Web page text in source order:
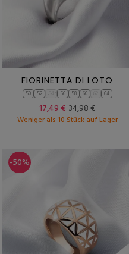
FIORINETTA DI LOTO
50 52 56 58 60 64
17,49 € 34,98 €
Weniger als 10 Stück auf Lager
-50%